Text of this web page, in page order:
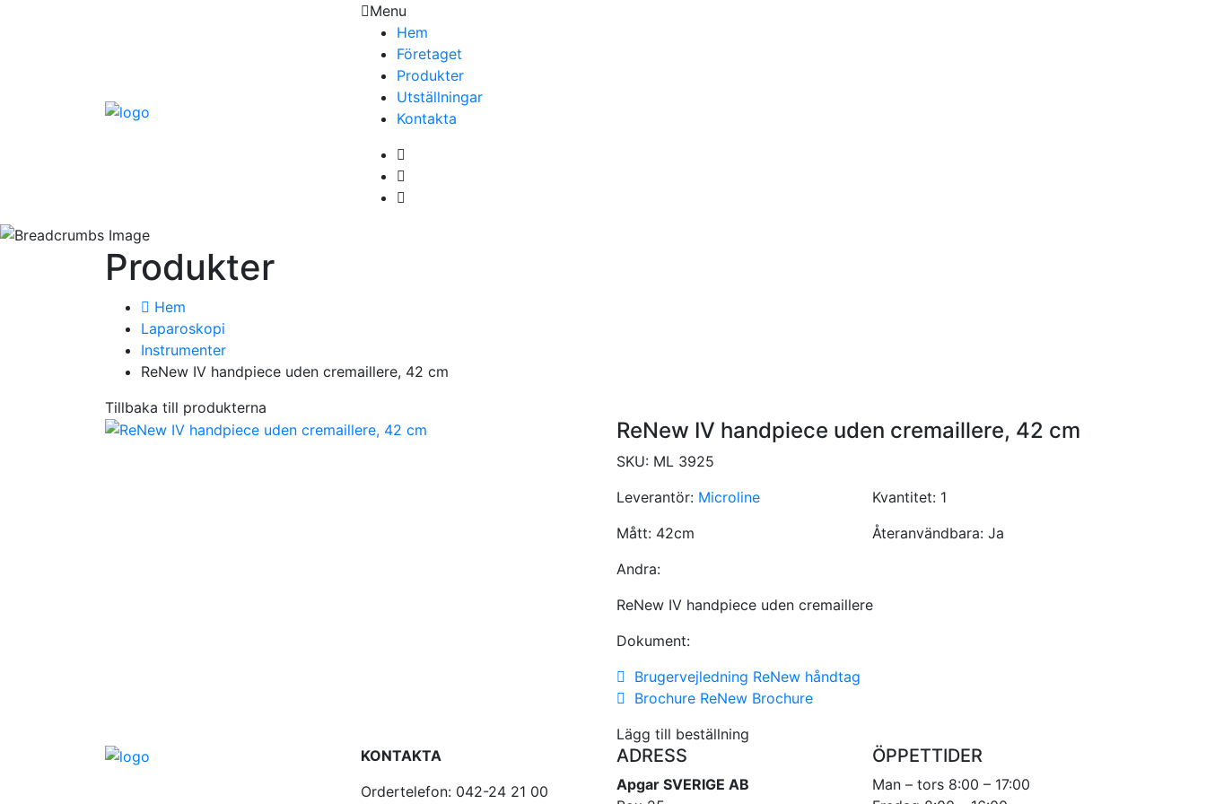
Menu
Hem
Företaget
Produkter
Utställningar
Kontakta
Produkter
Hem
Laparoskopi
Instrumenter
ReNew IV handpiece uden cremaillere, 42 cm
Tillbaka till produkterna
ReNew IV handpiece uden cremaillere, 42 cm
SKU: ML 3925
Leverantör: Microline Kvantitet: 1
Mått: 42cm Återanvändbara: Ja
Andra:
ReNew IV handpiece uden cremaillere
Dokument:
Brugervejledning ReNew håndtag
Brochure ReNew Brochure
Lägg till beställning
KONTAKTA
Ordertelefon: 042-24 21 00
ADRESS
Apgar SVERIGE AB
ÖPPETTIDER
Man – tors 8:00 – 17:00